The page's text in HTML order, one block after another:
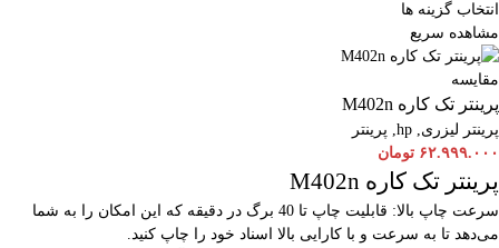
انتخاب گزینه ها
مشاهده سریع
مقایسه
پرینتر تک کاره M402n
پرینتر لیزری,
hp
, پرینتر
۶۲.۹۹۹.۰۰۰ تومان
پرینتر تک کاره M402n
سرعت چاپ بالا: قابلیت چاپ تا 40 برگ در دقیقه که این امکان را به شما
می‌دهد تا به سرعت و با کارایی بالا اسناد خود را چاپ کنید.